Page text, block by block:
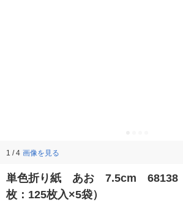
1 / 4 画像を見る
単色折り紙 あお 7.5cm 68138
枚：125枚入×5袋）